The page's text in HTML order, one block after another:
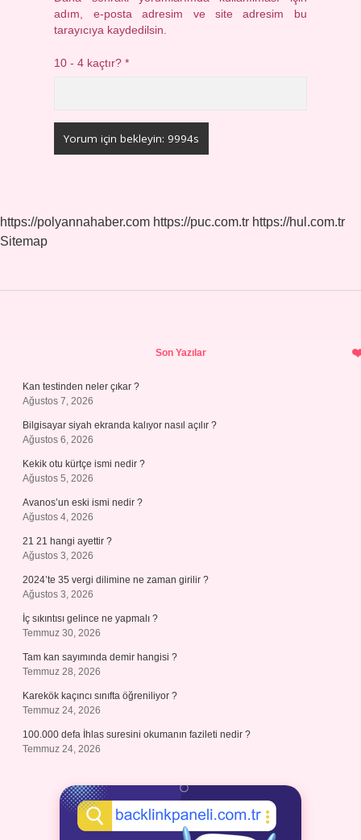
adım, e-posta adresim ve site adresim bu
tarayıcıya kaydedilsin.
10 - 4 kaçtır?*
https://polyannahaber.com https://puc.com.tr https://hul.com.tr
Sitemap
Son Yazılar
Kan testinden neler çıkar ?
Ağustos 7, 2026
Bilgisayar siyah ekranda kalıyor nasıl açılır ?
Ağustos 6, 2026
Kekik otu kürtçe ismi nedir ?
Ağustos 5, 2026
Avanos’un eski ismi nedir ?
Ağustos 4, 2026
21 21 hangi ayettir ?
Ağustos 3, 2026
2024’te 35 vergi dilimine ne zaman girilir ?
Ağustos 3, 2026
İç sıkıntısı gelince ne yapmalı ?
Temmuz 30, 2026
Tam kan sayımında demir hangisi ?
Temmuz 28, 2026
Karekök kaçıncı sınıfta öğreniliyor ?
Temmuz 24, 2026
100.000 defa İhlas suresini okumanın fazileti nedir ?
Temmuz 24, 2026